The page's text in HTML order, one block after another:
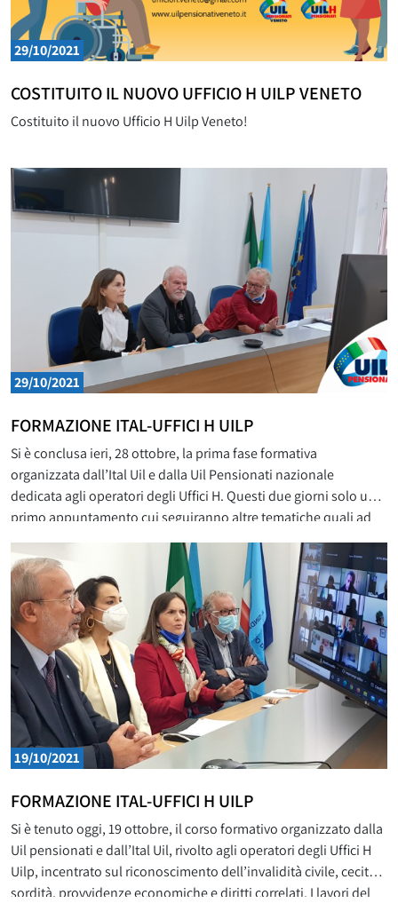
29/10/2021
COSTITUITO IL NUOVO UFFICIO H UILP VENETO
Costituito il nuovo Ufficio H Uilp Veneto!
29/10/2021
FORMAZIONE ITAL-UFFICI H UILP
Si è conclusa ieri, 28 ottobre, la prima fase formativa
organizzata dall’Ital Uil e dalla Uil Pensionati nazionale
dedicata agli operatori degli Uffici H. Questi due giorni solo un
primo appuntamento cui seguiranno altre tematiche quali ad
esempio il tema agevolazioni fiscali, ausili e protesi
agevolazioni acquisto mezzi di trasporto, patente speciale di
guida, contrassegno
19/10/2021
FORMAZIONE ITAL-UFFICI H UILP
Si è tenuto oggi, 19 ottobre, il corso formativo organizzato dalla
Uil pensionati e dall’Ital Uil, rivolto agli operatori degli Uffici H
Uilp, incentrato sul riconoscimento dell’invalidità civile, cecità,
sordità, provvidenze economiche e diritti correlati. I lavori del